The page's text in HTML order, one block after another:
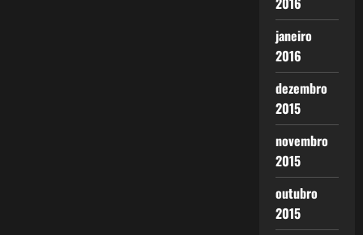
janeiro
2016
dezembro
2015
novembro
2015
outubro
2015